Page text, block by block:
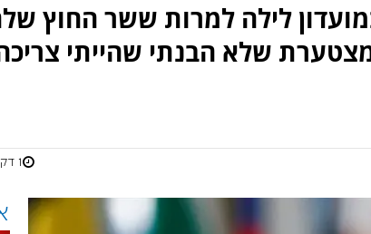
לילה למרות ששר החוץ
שלא הבנתי שהייתי
1 דקות